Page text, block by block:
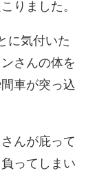
りました。
に気付いた
さんの体を
車が突っ込
んが庇って
ってしまい